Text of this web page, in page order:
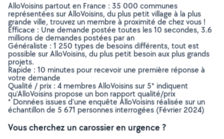
AlloVoisins partout en France : 35 000 communes
représentées sur AlloVoisins, du plus petit village à la plus
grande ville, trouvez un membre à proximité de chez vous !
Efficace : Une demande postée toutes les 10 secondes, 3.6
millions de demandes postées par an
Généraliste : 1 250 types de besoins différents, tout est
possible sur AlloVoisins, du plus petit besoin aux plus grands
projets.
Rapide : 10 minutes pour recevoir une première réponse à
votre demande
Qualité / prix : 4 membres AlloVoisins sur 5* indiquent
qu’AlloVoisins propose un bon rapport qualité/prix
* Données issues d’une enquête AlloVoisins réalisée sur un
échantillon de 5 671 personnes interrogées (Février 2024)
Vous cherchez un carossier en urgence ?